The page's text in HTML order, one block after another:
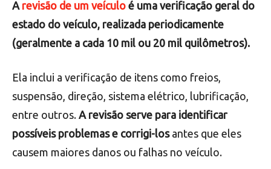
manutenção de um veículo. Muitas vezes, esses
termos são utilizados de maneira intercambiável,
maseles referem-se a tarefas diferentes.
Arevisão de um veículoé uma verificação geral do
estado do veículo, realizada periodicamente
(geralmente a cada 10 mil ou 20 mil quilômetros).
Ela inclui a verificação de itens como freios,